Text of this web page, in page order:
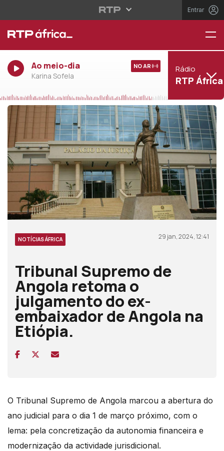
Entrar
Ao meio-dia
Karina Sofela
NO AR Rádio
RTP África
NOTÍCIAS ÁFRICA 29 jan, 2024, 12:41
Tribunal Supremo de
Angola retoma o
julgamento do ex-
embaixador de Angola na
Etiópia.
O Tribunal Supremo de Angola marcou a abertura do
ano judicial para o dia 1 de março próximo, com o
lema: pela concretização da autonomia financeira e
modernização da actividade jurisdicional.